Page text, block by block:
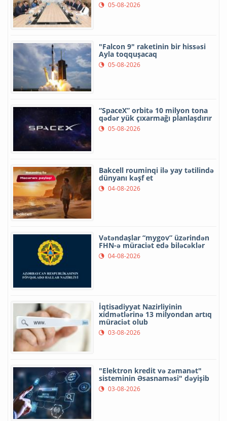
05-08-2026
"Falcon 9" raketinin bir hissəsi
Ayla toqquşacaq
05-08-2026
“SpaceX” orbitə 10 milyon tona
qədər yük çıxarmağı planlaşdırır
05-08-2026
Bakcell rouminqi ilə yay tətilində
dünyanı kəşf et
04-08-2026
Vətəndaşlar “mygov” üzərindən
FHN-ə müraciət edə biləcəklər
04-08-2026
İqtisadiyyat Nazirliyinin
xidmətlərinə 13 milyondan artıq
müraciət olub
03-08-2026
"Elektron kredit və zəmanət"
sisteminin Əsasnaməsi" dəyişib
03-08-2026